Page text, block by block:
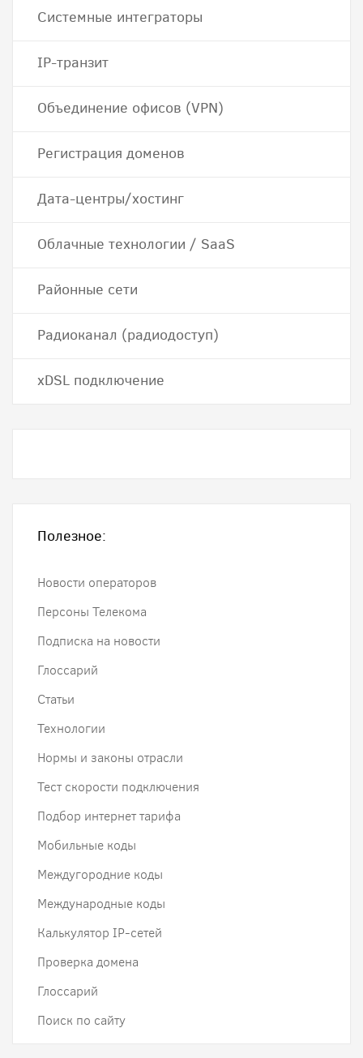
Системные интеграторы
IP-транзит
Объединение офисов (VPN)
Регистрация доменов
Дата-центры/хостинг
Облачные технологии / SaaS
Районные сети
Радиоканал (радиодоступ)
хDSL подключение
Полезное:
Новости операторов
Персоны Телекома
Подписка на новости
Глоссарий
Статьи
Технологии
Нормы и законы отрасли
Тест скорости подключения
Подбор интернет тарифа
Мобильные коды
Междугородние коды
Международные коды
Калькулятор IP-сетей
Проверка домена
Глоссарий
Поиск по сайту